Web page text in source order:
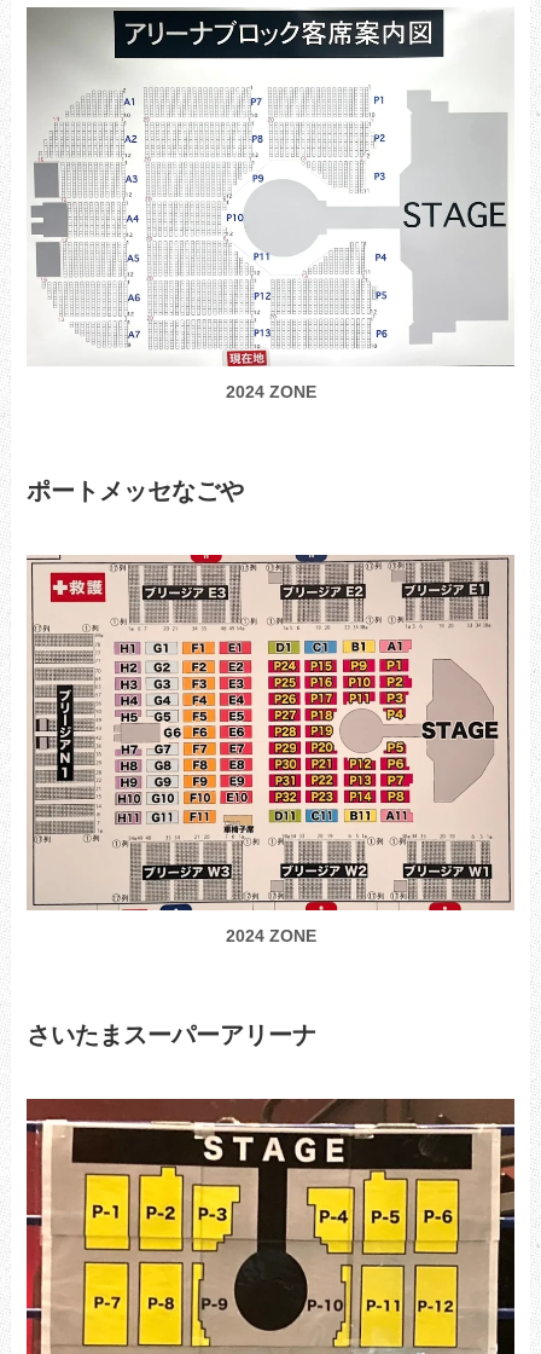
2024 ZONE
ポートメッセなごや
2024 ZONE
さいたまスーパーアリーナ